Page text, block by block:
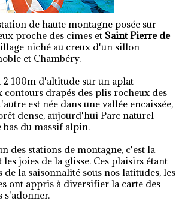
de haute montagne posée sur
proche des cimes et Saint Pierre de
niché au creux d'un sillon
et Chambéry.
2 100m d'altitude sur un aplat
contours drapés des plis rocheux des
est née dans une vallée encaissée,
dense, aujourd'hui Parc naturel
du massif alpin.
des stations de montagne, c'est la
joies de la glisse. Ces plaisirs étant
de la saisonnalité sous nos latitudes, les
ont appris à diversifier la carte des
s'adonner.